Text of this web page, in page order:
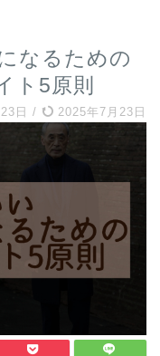
なるための
ト5原則
日 / 2025年7月23日